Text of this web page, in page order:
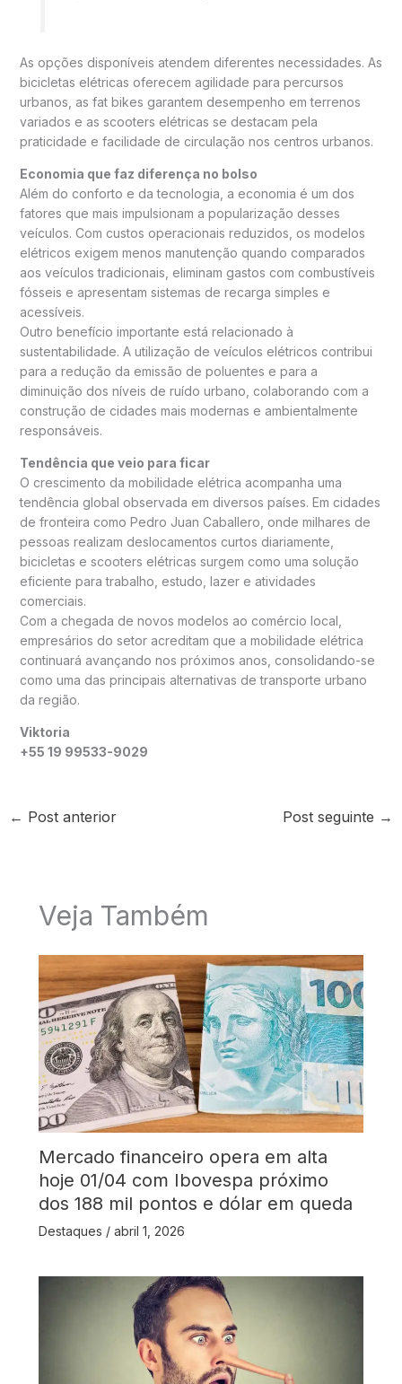
As opções disponíveis atendem diferentes necessidades. As
bicicletas elétricas oferecem agilidade para percursos
urbanos, as fat bikes garantem desempenho em terrenos
variados e as scooters elétricas se destacam pela
praticidade e facilidade de circulação nos centros urbanos.
Economia que faz diferença no bolso
Além do conforto e da tecnologia, a economia é um dos
fatores que mais impulsionam a popularização desses
veículos. Com custos operacionais reduzidos, os modelos
elétricos exigem menos manutenção quando comparados
aos veículos tradicionais, eliminam gastos com combustíveis
fósseis e apresentam sistemas de recarga simples e
acessíveis.
Outro benefício importante está relacionado à
sustentabilidade. A utilização de veículos elétricos contribui
para a redução da emissão de poluentes e para a
diminuição dos níveis de ruído urbano, colaborando com a
construção de cidades mais modernas e ambientalmente
responsáveis.
Tendência que veio para ficar
O crescimento da mobilidade elétrica acompanha uma
tendência global observada em diversos países. Em cidades
de fronteira como Pedro Juan Caballero, onde milhares de
pessoas realizam deslocamentos curtos diariamente,
bicicletas e scooters elétricas surgem como uma solução
eficiente para trabalho, estudo, lazer e atividades
comerciais.
Com a chegada de novos modelos ao comércio local,
empresários do setor acreditam que a mobilidade elétrica
continuará avançando nos próximos anos, consolidando-se
como uma das principais alternativas de transporte urbano
da região.
Viktoria
+55 19 99533-9029
← Post anterior Post seguinte →
Veja Também
Mercado financeiro opera em alta
hoje 01/04 com Ibovespa próximo
dos 188 mil pontos e dólar em queda
Destaques / abril 1, 2026